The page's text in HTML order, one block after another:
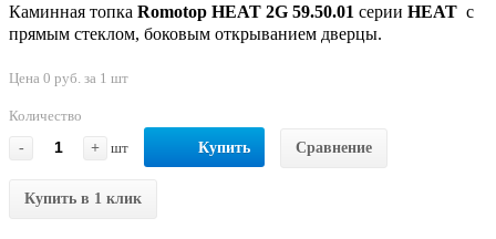
Каминная топка Romotop HEAT 2G 59.50.01 серии HEAT с
прямым стеклом, боковым открыванием дверцы.
Цена 0 руб. за 1 шт
Количество
-
+ шт Купить Сравнение
Купить в 1 клик